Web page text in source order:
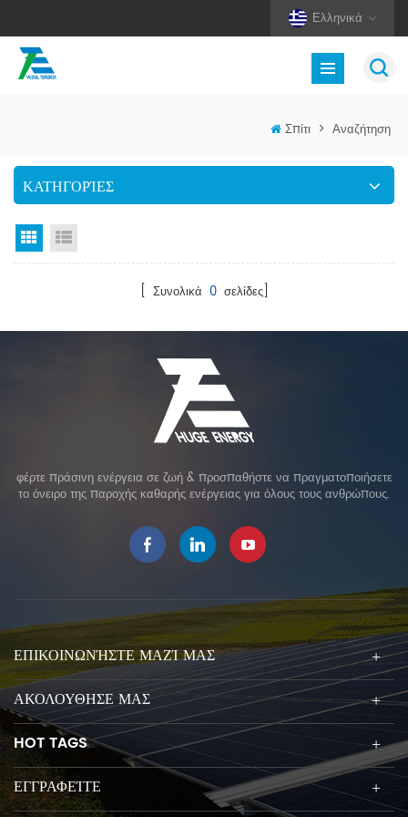
Ελληνικά
Σπίτι > Αναζήτηση
ΚΑΤΗΓΟΡΊΕΣ
Προβολή πλέγματος
[ Συνολικά 0σελίδες]
φέρτε πράσινη ενέργεια σε ζωή & προσπαθήστε να πραγματοποιήσετε
το όνειρο της παροχής καθαρής ενέργειας για όλους τους ανθρώπους.
ΕΠΙΚΟΙΝΩΝΉΣΤΕ ΜΑΖΊ ΜΑΣ
ΑΚΟΛΟΥΘΗΣΕ ΜΑΣ
HOT TAGS
ΕΓΓΡΑΦΕΊΤΕ